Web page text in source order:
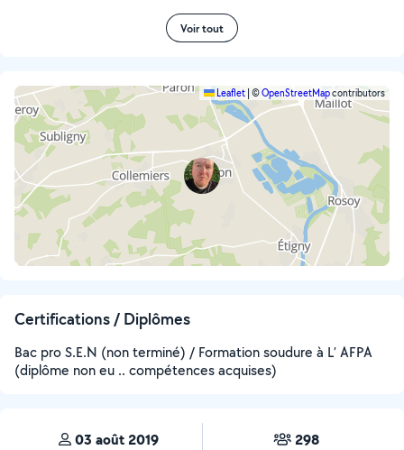
Voir tout
Leaflet ©OpenStreetMapcontributors
Certifications / Diplômes
Bac pro S.E.N (non terminé) / Formation soudure à L’ AFPA
(diplôme non eu .. compétences acquises)
03 août 2019 298